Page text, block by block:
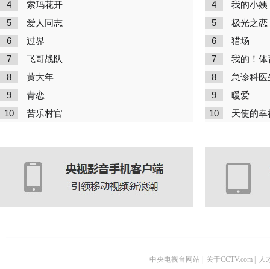
4 索玛花开
5 爱人同志
6 过界
7 飞哥战队
8 黄大年
9 青恋
10 苦乐村官
4 我的小姨
5 极光之恋
6 猎场
7 我的！体
8 急诊科医
9 暖爱
10 天使的幸
中央电视台网站 关于CCTV.com 人